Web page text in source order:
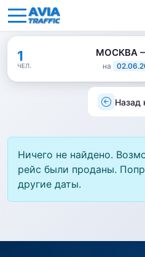
1
ЧЕЛ.
МОСКВА
на
Назад
Ничего не найдено.
рейс были проданы.
другие даты.